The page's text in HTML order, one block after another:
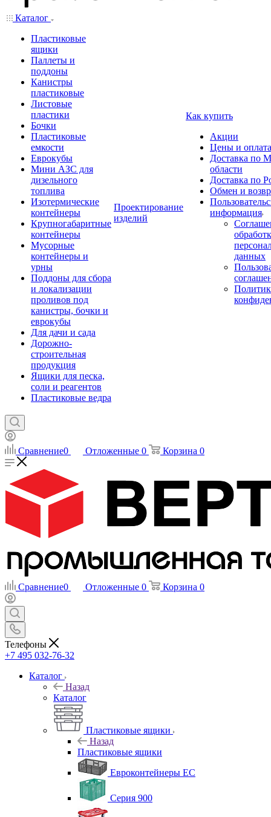
Каталог
Пластиковые
ящики
Паллеты и
поддоны
Канистры
пластиковые
Листовые
пластики
Бочки
Пластиковые
емкости
Еврокубы
Мини АЗС для
дизельного
топлива
Изотермические
контейнеры
Крупногабаритные
контейнеры
Мусорные
контейнеры и
урны
Поддоны для сбора
и локализации
проливов под
канистры, бочки и
еврокубы
Для дачи и сада
Дорожно-
строительная
продукция
Ящики для песка,
соли и реагентов
Пластиковые ведра
Проектирование
изделий
Как купить
Акции
Цены и оплата
Доставка по
области
Доставка по
Обмен и
информация
данных
Сравнение0 Отложенные 0 Корзина 0
Сравнение0 Отложенные 0 Корзина 0
Телефоны
+7 495 032-76-32
Каталог
Назад
Каталог
Пластиковые ящики
Назад
Пластиковые ящики
Евроконтейнеры ЕС
Серия 900